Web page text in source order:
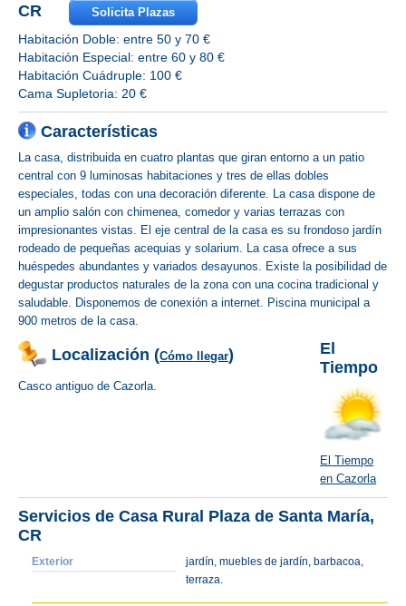
CR
Solicita Plazas
Habitación Doble: entre 50 y 70 €
Habitación Especial: entre 60 y 80 €
Habitación Cuádruple: 100 €
Cama Supletoria: 20 €
Características
La casa, distribuida en cuatro plantas que giran entorno a un patio
central con 9 luminosas habitaciones y tres de ellas dobles
especiales, todas con una decoración diferente. La casa dispone de
un amplio salón con chimenea, comedor y varias terrazas con
impresionantes vistas. El eje central de la casa es su frondoso jardín
rodeado de pequeñas acequias y solarium. La casa ofrece a sus
huéspedes abundantes y variados desayunos. Existe la posibilidad de
degustar productos naturales de la zona con una cocina tradicional y
saludable. Disponemos de conexión a internet. Piscina municipal a
900 metros de la casa.
Localización (Cómo llegar)
Casco antiguo de Cazorla.
El
Tiempo
El Tiempo
en Cazorla
Servicios de Casa Rural Plaza de Santa María,
CR
Exterior
jardín, muebles de jardín, barbacoa,
terraza.